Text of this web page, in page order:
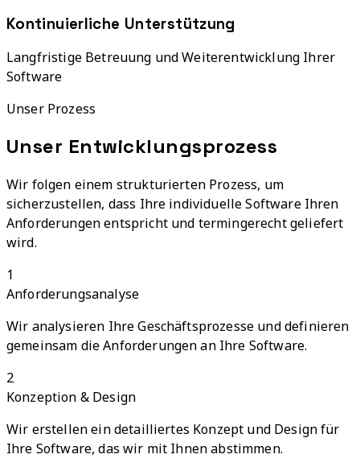
Kontinuierliche Unterstützung
Langfristige Betreuung und Weiterentwicklung Ihrer
Software
Unser Prozess
Unser Entwicklungsprozess
Wir folgen einem strukturierten Prozess, um
sicherzustellen, dass Ihre individuelle Software Ihren
Anforderungen entspricht und termingerecht geliefert
wird.
1
Anforderungsanalyse
Wir analysieren Ihre Geschäftsprozesse und definieren
gemeinsam die Anforderungen an Ihre Software.
2
Konzeption & Design
Wir erstellen ein detailliertes Konzept und Design für
Ihre Software, das wir mit Ihnen abstimmen.